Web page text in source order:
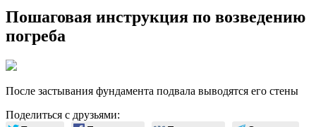
Пошаговая инструкция по возведению
погреба
После застывания фундамента подвала выводятся его стены
Поделиться с друзьями: